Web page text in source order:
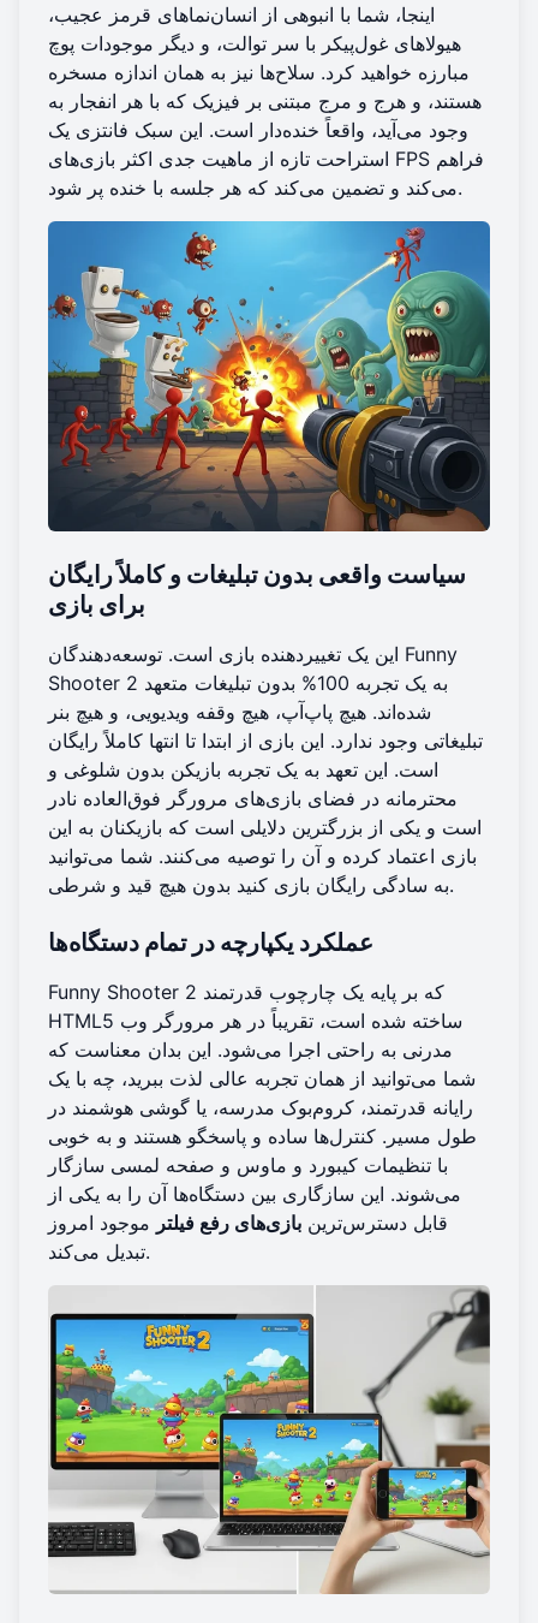
اینجا، شما با انبوهی از انسان‌نماهای قرمز عجیب،
هیولاهای غول‌پیکر با سر توالت، و دیگر موجودات پوچ
مبارزه خواهید کرد. سلاح‌ها نیز به همان اندازه مسخره
هستند، و هرج و مرج مبتنی بر فیزیک که با هر انفجار به
وجود می‌آید، واقعاً خنده‌دار است. این سبک فانتزی یک
استراحت تازه از ماهیت جدی اکثر بازی‌های FPS فراهم
می‌کند و تضمین می‌کند که هر جلسه با خنده پر شود.
سیاست واقعی بدون تبلیغات و کاملاً رایگان
برای بازی
این یک تغییردهنده بازی است. توسعه‌دهندگان Funny
Shooter 2 به یک تجربه 100% بدون تبلیغات متعهد
شده‌اند. هیچ پاپ‌آپ، هیچ وقفه ویدیویی، و هیچ بنر
تبلیغاتی وجود ندارد. این بازی از ابتدا تا انتها کاملاً رایگان
است. این تعهد به یک تجربه بازیکن بدون شلوغی و
محترمانه در فضای بازی‌های مرورگر فوق‌العاده نادر
است و یکی از بزرگترین دلایلی است که بازیکنان به این
بازی اعتماد کرده و آن را توصیه می‌کنند. شما می‌توانید
به سادگی رایگان بازی کنید بدون هیچ قید و شرطی.
عملکرد یکپارچه در تمام دستگاه‌ها
Funny Shooter 2 که بر پایه یک چارچوب قدرتمند
HTML5 ساخته شده است، تقریباً در هر مرورگر وب
مدرنی به راحتی اجرا می‌شود. این بدان معناست که
شما می‌توانید از همان تجربه عالی لذت ببرید، چه با یک
رایانه قدرتمند، کروم‌بوک مدرسه، یا گوشی هوشمند در
طول مسیر. کنترل‌ها ساده و پاسخگو هستند و به خوبی
با تنظیمات کیبورد و ماوس و صفحه لمسی سازگار
می‌شوند. این سازگاری بین دستگاه‌ها آن را به یکی از
قابل دسترس‌ترین بازی‌های رفع فیلتر موجود امروز
تبدیل می‌کند.